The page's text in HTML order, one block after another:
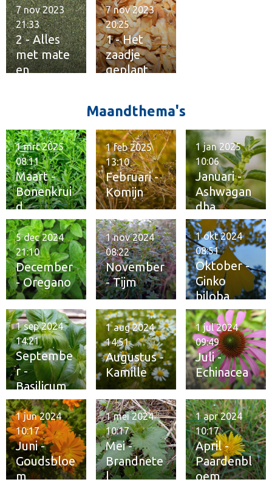
n
2 - Alles
met mate
en
7 nov 2023
21:33
1 - Het
zaadje
geplant
7 nov 2023
20:25
Maandthema's
Maart -
Bonenkrui
d
1 mrt 2025
08:11
Februari -
Komijn
1 feb 2025
13:10
Januari -
Ashwagan
dha
1 jan 2025
10:06
December
- Oregano
5 dec 2024
21:10
November
- Tijm
1 nov 2024
08:22
Oktober -
Ginko
biloba
1 okt 2024
08:51
Septembe
r -
Basilicum
1 sep 2024
14:21
Augustus -
Kamille
1 aug 2024
14:51
Juli -
Echinacea
1 jul 2024
09:49
Juni -
Goudsbloe
m
1 jun 2024
10:17
Mei -
Brandnete
l
1 mei 2024
10:17
April -
Paardenbl
oem
1 apr 2024
10:17